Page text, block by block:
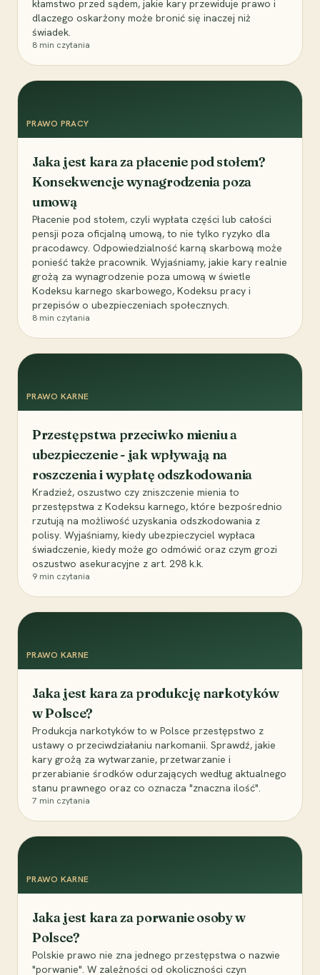
kłamstwo przed sądem, jakie kary przewiduje prawo i
dlaczego oskarżony może bronić się inaczej niż
świadek.
8 min czytania
PRAWO PRACY
Jaka jest kara za płacenie pod stołem?
Konsekwencje wynagrodzenia poza
umową
Płacenie pod stołem, czyli wypłata części lub całości
pensji poza oficjalną umową, to nie tylko ryzyko dla
pracodawcy. Odpowiedzialność karną skarbową może
ponieść także pracownik. Wyjaśniamy, jakie kary realnie
grożą za wynagrodzenie poza umową w świetle
Kodeksu karnego skarbowego, Kodeksu pracy i
przepisów o ubezpieczeniach społecznych.
8 min czytania
PRAWO KARNE
Przestępstwa przeciwko mieniu a
ubezpieczenie - jak wpływają na
roszczenia i wypłatę odszkodowania
Kradzież, oszustwo czy zniszczenie mienia to
przestępstwa z Kodeksu karnego, które bezpośrednio
rzutują na możliwość uzyskania odszkodowania z
polisy. Wyjaśniamy, kiedy ubezpieczyciel wypłaca
świadczenie, kiedy może go odmówić oraz czym grozi
oszustwo asekuracyjne z art. 298 k.k.
9 min czytania
PRAWO KARNE
Jaka jest kara za produkcję narkotyków
w Polsce?
Produkcja narkotyków to w Polsce przestępstwo z
ustawy o przeciwdziałaniu narkomanii. Sprawdź, jakie
kary grożą za wytwarzanie, przetwarzanie i
przerabianie środków odurzających według aktualnego
stanu prawnego oraz co oznacza "znaczna ilość".
7 min czytania
PRAWO KARNE
Jaka jest kara za porwanie osoby w
Polsce?
Polskie prawo nie zna jednego przestępstwa o nazwie
"porwanie". W zależności od okoliczności czyn